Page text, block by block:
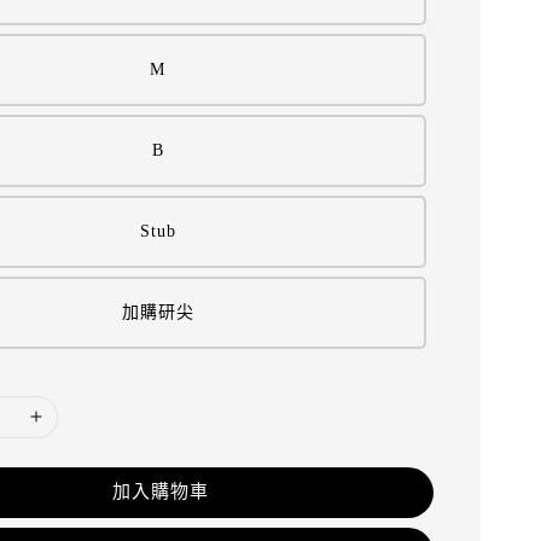
M
B
Stub
加購研尖
加入購物車